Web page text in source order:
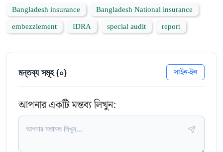
Bangladesh insurance
Bangladesh National insurance
embezzlement
IDRA special audit report
মন্তব্য সমূহ (০) সাইন-ইন
আপনার একটি মন্তব্য লিখুন: